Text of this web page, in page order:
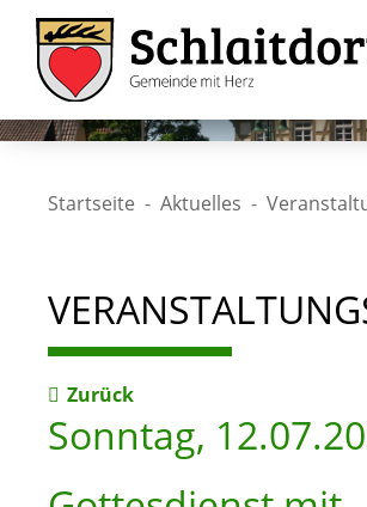
Startseite Aktuelles
Zurück
Sonntag,